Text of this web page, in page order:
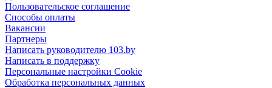
Пользовательское соглашение
Способы оплаты
Вакансии
Партнеры
Написать руководителю 103.by
Написать в поддержку
Персональные настройки Cookie
Обработка персональных данных